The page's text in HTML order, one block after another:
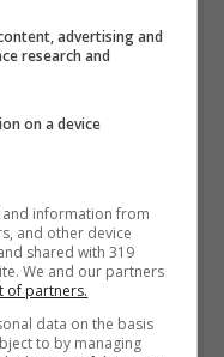
Farnesi,
advertising and
research and
on a device
information from
and other device
shared with 319
We and our partners
of partners.
data on the basis
to by managing